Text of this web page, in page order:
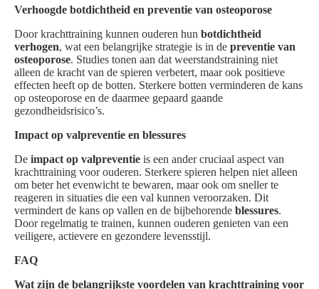
Verhoogde botdichtheid en preventie van osteoporose
Door krachttraining kunnen ouderen hun botdichtheid
verhogen, wat een belangrijke strategie is in de preventie van
osteoporose. Studies tonen aan dat weerstandstraining niet
alleen de kracht van de spieren verbetert, maar ook positieve
effecten heeft op de botten. Sterkere botten verminderen de kans
op osteoporose en de daarmee gepaard gaande
gezondheidsrisico’s.
Impact op valpreventie en blessures
De impact op valpreventie is een ander cruciaal aspect van
krachttraining voor ouderen. Sterkere spieren helpen niet alleen
om beter het evenwicht te bewaren, maar ook om sneller te
reageren in situaties die een val kunnen veroorzaken. Dit
vermindert de kans op vallen en de bijbehorende blessures.
Door regelmatig te trainen, kunnen ouderen genieten van een
veiligere, actievere en gezondere levensstijl.
FAQ
Wat zijn de belangrijkste voordelen van krachttraining voor